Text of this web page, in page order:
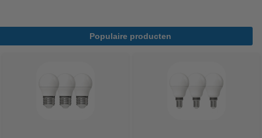
Populaire producten